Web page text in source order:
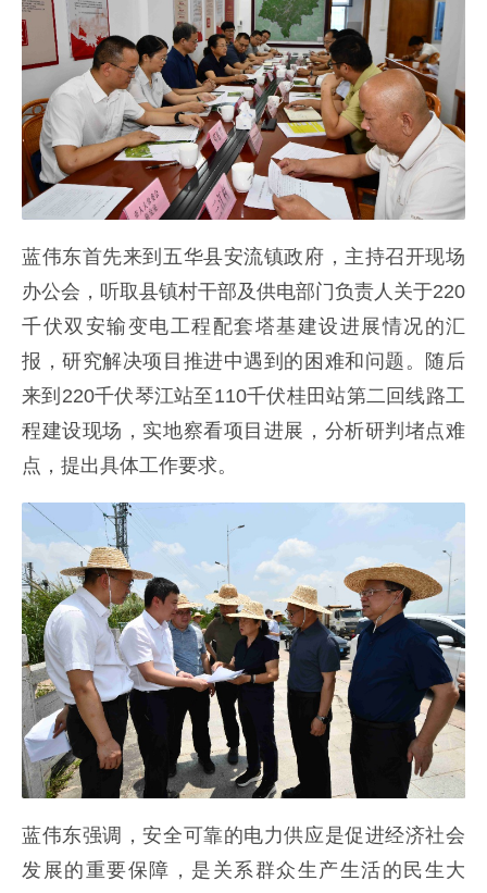
蓝伟东首先来到五华县安流镇政府，主持召开现场
办公会，听取县镇村干部及供电部门负责人关于220
千伏双安输变电工程配套塔基建设进展情况的汇
报，研究解决项目推进中遇到的困难和问题。随后
来到220千伏琴江站至110千伏桂田站第二回线路工
程建设现场，实地察看项目进展，分析研判堵点难
点，提出具体工作要求。
蓝伟东强调，安全可靠的电力供应是促进经济社会
发展的重要保障，是关系群众生产生活的民生大